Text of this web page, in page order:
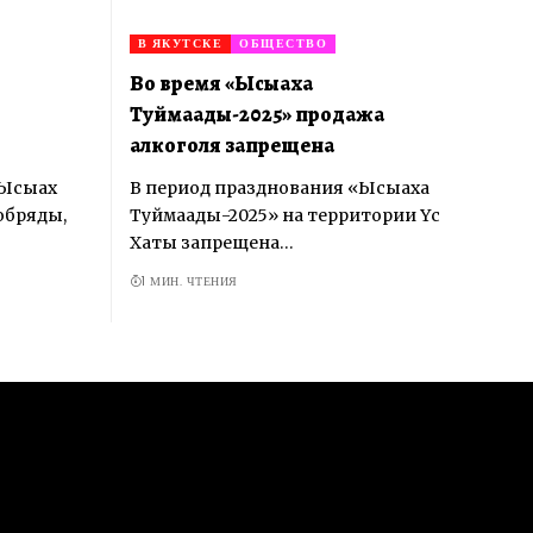
В ЯКУТСКЕ ОБЩЕСТВО
Во время «Ысыаха
Туймаады-2025» продажа
алкоголя запрещена
В период празднования «Ысыаха
Туймаады-2025» на территории Yс
Хатыҥ запрещена…
1 МИН. ЧТЕНИЯ